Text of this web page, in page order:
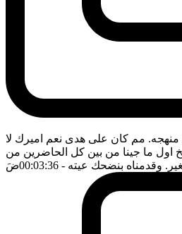
مم كان على هدى نعم اميرك لا
اول ما جينا من بين كل الحاضرين من
وقدمناه بنضحك عيته - 00:03:36 ضَ